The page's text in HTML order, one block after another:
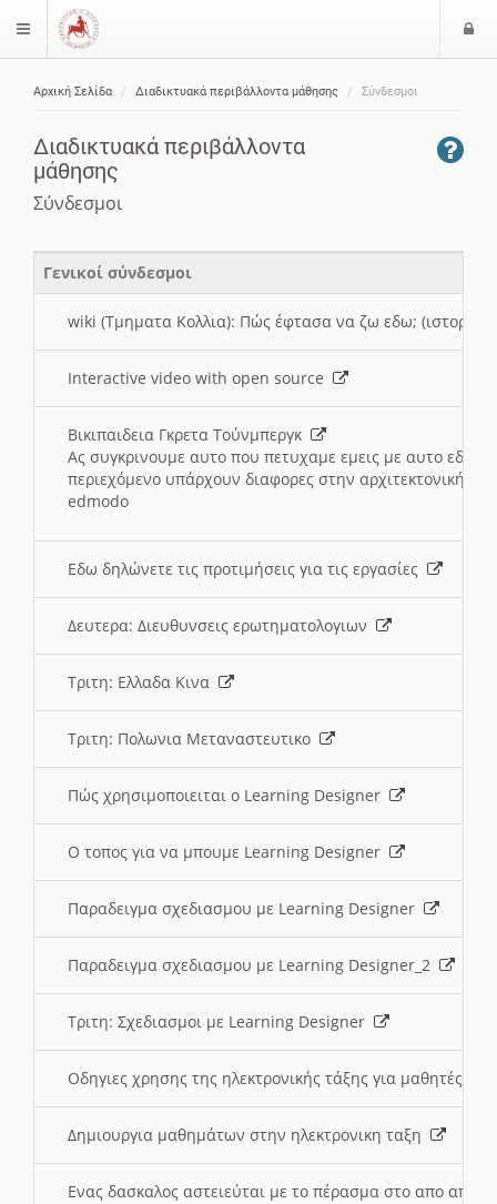
$langMenu
Αρχική Σελίδα Διαδικτυακά περιβάλλοντα μάθησης Σύνδεσμοι
Διαδικτυακά περιβάλλοντα
μάθησης
Σύνδεσμοι
Γενικοί σύνδεσμοι
wiki (Τμηματα Κολλια): Πώς έφτασα να ζω εδω; (ιστορια)
Interactive video with open source
Βικιπαιδεια Γκρετα Τούνμπεργκ
Ας συγκρινουμε αυτο που πετυχαμε εμεις με αυτο εδω
περιεχόμενο υπάρχουν διαφορες στην αρχιτεκτονική
edmodo
Εδω δηλώνετε τις προτιμήσεις για τις εργασίες
Δευτερα: Διευθυνσεις ερωτηματολογιων
Τριτη: Ελλαδα Κινα
Τριτη: Πολωνια Μεταναστευτικο
Πώς χρησιμοποιειται ο Learning Designer
O τοπος για να μπουμε Learning Designer
Παραδειγμα σχεδιασμου με Learning Designer
Παραδειγμα σχεδιασμου με Learning Designer_2
Τριτη: Σχεδιασμοι με Learning Designer
Οδηγιες χρησης της ηλεκτρονικής τάξης για μαθητές
Δημιουργια μαθημάτων στην ηλεκτρονικη ταξη
Ενας δασκαλος αστειεύται με το πέρασμα στο απο